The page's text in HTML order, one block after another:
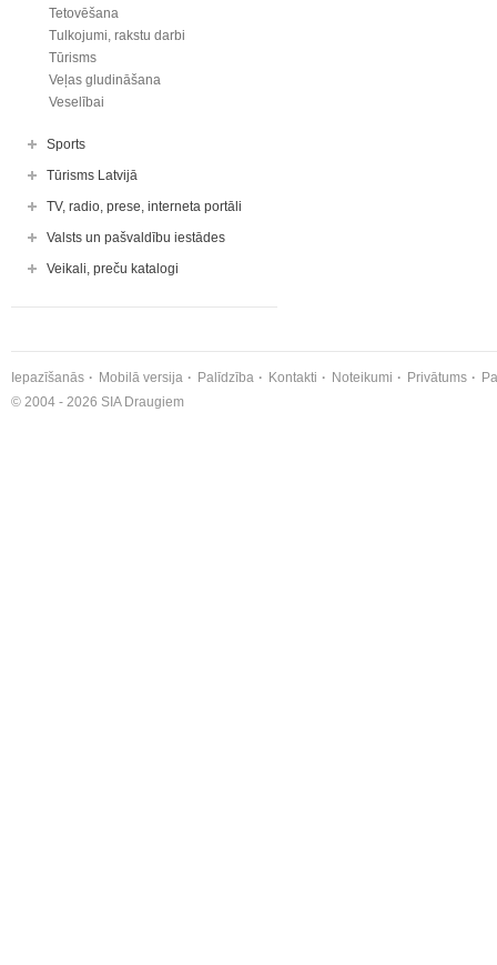
Tetovēšana
Tulkojumi, rakstu darbi
Tūrisms
Veļas gludināšana
Veselībai
Sports
Tūrisms Latvijā
TV, radio, prese, interneta portāli
Valsts un pašvaldību iestādes
Veikali, preču katalogi
Iepazīšanās Mobilā versija Palīdzība Kontakti Noteikumi Privātums
© 2004 - 2026 SIA Draugiem